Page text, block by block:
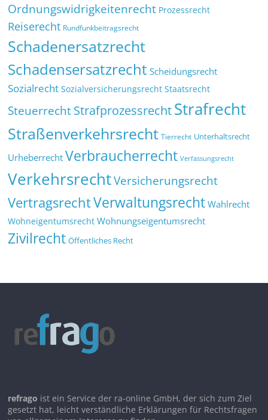
Ordnungswidrigkeitenrecht Prozessrecht
Reiserecht Rundfunkbeitragsrecht
Schadenersatzrecht
Schadensersatzrecht Scheidungsrecht
Sozialrecht Sozialversicherungsrecht Staatsrecht
SteuerrechtStrafprozessrechtStrafrecht
Straßenverkehrsrecht Tierrecht Unterhaltsrecht
Urheberrecht Verbraucherrecht Verfassungsrecht
VerkehrsrechtVersicherungsrecht
VertragsrechtVerwaltungsrecht Wahlrecht
Wohneigentumsrecht Wohnungseigentumsrecht
Zivilrecht Öffentliches Recht
refrago ist ein Service der ra-online GmbH, der sich zum Ziel
gesetzt hat, leicht verständliche Erklärungen für Rechtsfragen